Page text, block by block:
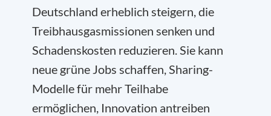
Deutschland erheblich steigern, die
Treibhausgasmissionen senken und
Schadenskosten reduzieren. Sie kann
neue grüne Jobs schaffen, Sharing-
Modelle für mehr Teilhabe
ermöglichen, Innovation antreiben